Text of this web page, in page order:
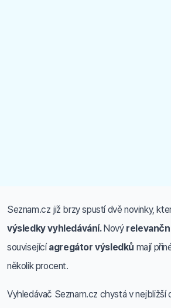
Seznam.cz již brzy spustí dvě novinky,
výsledky vyhledávání.Nový
souvisejícíagregátor výsledků mají
několik procent.
Vyhledávač Seznam.cz chystá v nejbližší